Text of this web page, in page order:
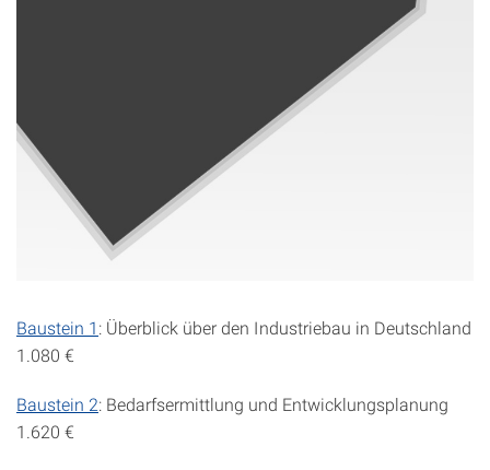
Baustein 1: Überblick über den Industriebau in Deutschland
1.080 €
Baustein 2: Bedarfsermittlung und Entwicklungsplanung
1.620 €